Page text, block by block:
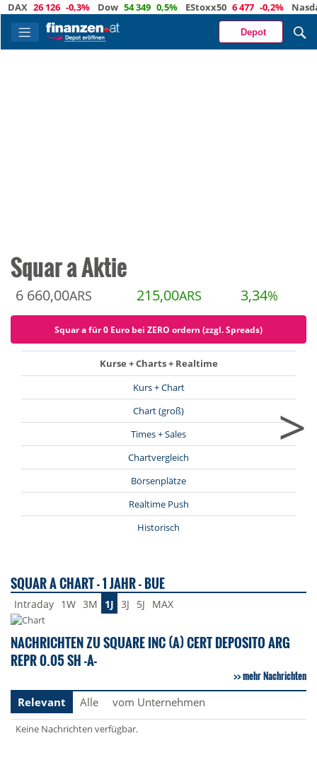
26 126 -0,3% Dow 54 349 0,5% EStoxx50 6 477 -0,2% Nasdaq
Depot
Squar a Aktie
6 660,00ARS 215,00ARS 3,34%
Squar a für 0 Euro bei ZERO ordern (zzgl. Spreads)
Kurse + Charts + Realtime
Kurs + Chart
Chart (groß)
Times + Sales
Chartvergleich
Börsenplätze
Realtime Push
Historisch
>
SQUAR A CHART - 1 JAHR - BUE
Intraday 1W 3M 1J 3J 5J MAX
NACHRICHTEN ZU SQUARE INC (A) CERT DEPOSITO ARG
REPR 0.05 SH -A-
mehr Nachrichten
Relevant
Alle vom Unternehmen
Keine Nachrichten verfügbar.